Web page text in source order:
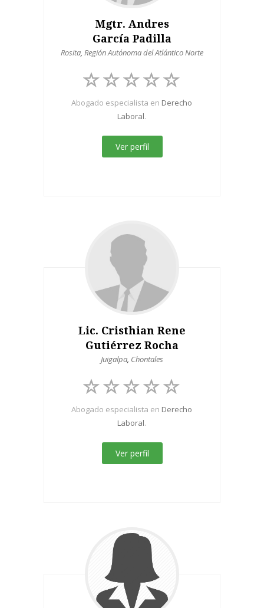
Mgtr. Andres
García Padilla
Rosita, Región Autónoma del Atlántico Norte
Abogado especialista en Derecho
Laboral.
Ver perfil
Lic. Cristhian Rene
Gutiérrez Rocha
Juigalpa, Chontales
Abogado especialista en Derecho
Laboral.
Ver perfil